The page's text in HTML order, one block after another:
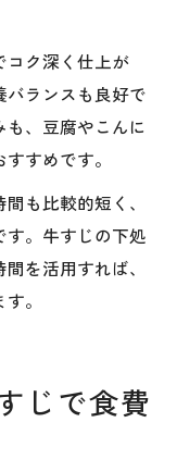
コク深く仕上が
バランスも良好で
、豆腐やこんに
すめです。
も比較的短く、
。牛すじの下処
を活用すれば、
。
じで食費